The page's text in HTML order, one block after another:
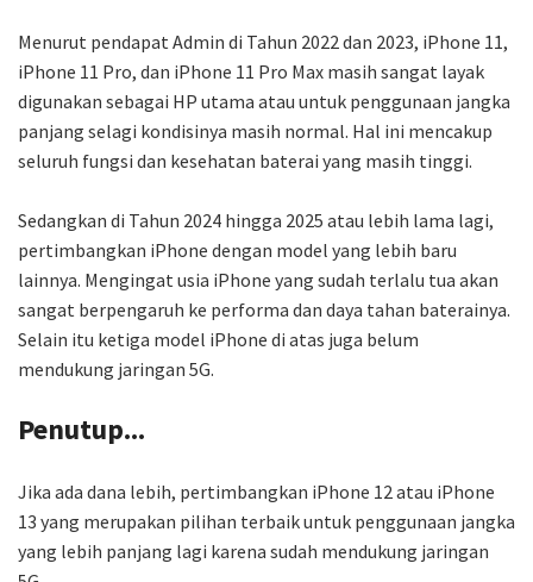
Menurut pendapat Admin di Tahun 2022 dan 2023, iPhone 11,
iPhone 11 Pro, dan iPhone 11 Pro Max masih sangat layak
digunakan sebagai HP utama atau untuk penggunaan jangka
panjang selagi kondisinya masih normal. Hal ini mencakup
seluruh fungsi dan kesehatan baterai yang masih tinggi.
Sedangkan di Tahun 2024 hingga 2025 atau lebih lama lagi,
pertimbangkan iPhone dengan model yang lebih baru
lainnya. Mengingat usia iPhone yang sudah terlalu tua akan
sangat berpengaruh ke performa dan daya tahan baterainya.
Selain itu ketiga model iPhone di atas juga belum
mendukung jaringan 5G.
Penutup...
Jika ada dana lebih, pertimbangkan iPhone 12 atau iPhone
13 yang merupakan pilihan terbaik untuk penggunaan jangka
yang lebih panjang lagi karena sudah mendukung jaringan